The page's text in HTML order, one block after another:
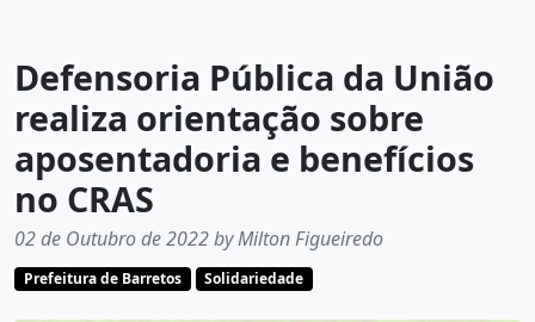
Defensoria Pública da União
realiza orientação sobre
aposentadoria e benefícios
no CRAS
02 de Outubro de 2022 by Milton Figueiredo
Prefeitura de Barretos Solidariedade